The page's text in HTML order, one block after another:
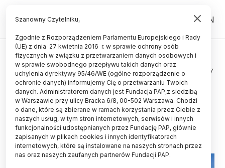
PL EN
UCZELNIE I INSTYTUCJE
Naukowcy z PAN: nie ma pieniędzy
na jeden statek badawczy, a są na
dwa szkoleniowe
02.10.2025
aktualizacja: 02.10.2025
3 minuty czytania
Szanowny Czytelniku,
Zgodnie z Rozporządzeniem Parlamentu Europejskiego i Rady
(UE) z dnia 27 kwietnia 2016 r. w sprawie ochrony osób
fizycznych w związku z przetwarzaniem danych osobowych i
w sprawie swobodnego przepływu takich danych oraz
uchylenia dyrektywy 95/46/WE (ogólne rozporządzenie o
ochronie danych) informujemy Cię o przetwarzaniu Twoich
danych. Administratorem danych jest Fundacja PAP,z siedzibą
w Warszawie przy ulicy Bracka 6/8, 00-502 Warszawa. Chodzi
o dane, które są zbierane w ramach korzystania przez Ciebie z
naszych usług, w tym stron internetowych, serwisów i innych
funkcjonalności udostępnianych przez Fundację PAP, głównie
zapisanych w plikach cookies i innych identyfikatorach
internetowych, które są instalowane na naszych stronach przez
nas oraz naszych zaufanych partnerów Fundacji PAP.